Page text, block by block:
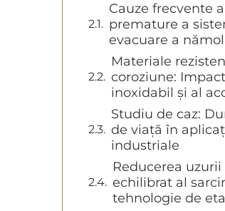
Cauze frecvente
premature a
evacuare a
Materiale
coroziune:
inoxidabil și al
Studiu de caz:
de viață în
industriale
Reducerea
echilibrat al
tehnologie de